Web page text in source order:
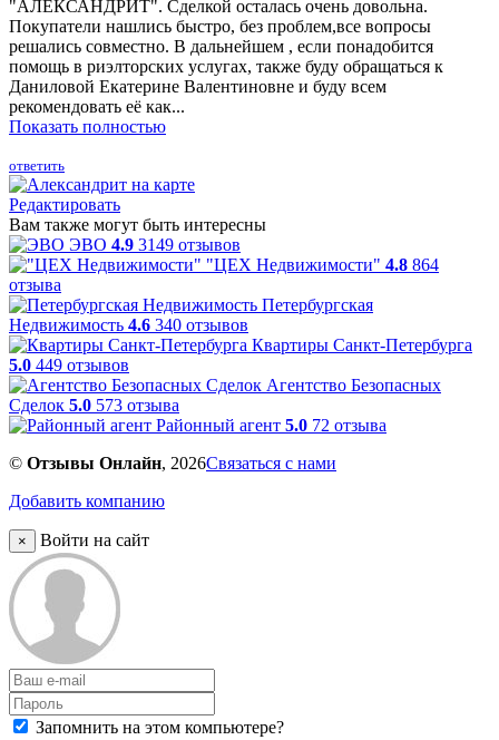
"АЛЕКСАНДРИТ". Сделкой осталась очень довольна.
Покупатели нашлись быстро, без проблем,все вопросы
решались совместно. В дальнейшем , если понадобится
помощь в риэлторских услугах, также буду обращаться к
Даниловой Екатерине Валентиновне и буду всем
рекомендовать её как...
Показать полностью
ответить
Редактировать
Вам также могут быть интересны
ЭВО 4.9 3149 отзывов
"ЦЕХ Недвижимости" 4.8 864
отзыва
Петербургская
Недвижимость 4.6 340 отзывов
Квартиры Санкт-Петербурга
5.0 449 отзывов
Агентство Безопасных
Сделок 5.0 573 отзыва
Районный агент 5.0 72 отзыва
© Отзывы Онлайн, 2026Связаться с нами
Добавить компанию
× Войти на сайт
Запомнить на этом компьютере?